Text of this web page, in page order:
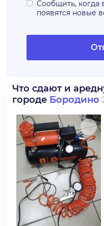
Сообщить, когда
появятся новые
Что сдают и
городе Бородино